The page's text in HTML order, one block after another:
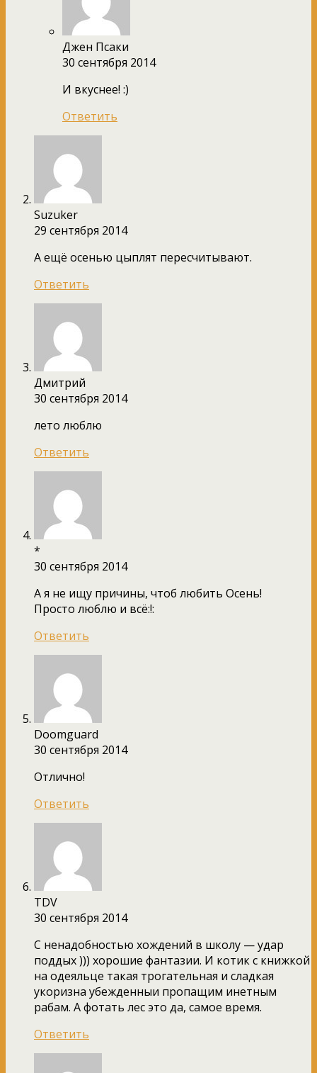
Джен Псаки
30 сентября 2014
И вкуснее! :)
Ответить
Suzuker
29 сентября 2014
А ещё осенью цыплят пересчитывают.
Ответить
Дмитрий
30 сентября 2014
лето люблю
Ответить
*
30 сентября 2014
А я не ищу причины, чтоб любить Осень!
Просто люблю и всё:!:
Ответить
Doomguard
30 сентября 2014
Отлично!
Ответить
TDV
30 сентября 2014
С ненадобностью хождений в школу — удар
поддых ))) хорошие фантазии. И котик с книжкой
на одеяльце такая трогательная и сладкая
укоризна убежденныи пропащим инетным
рабам. А фотать лес это да, самое время.
Ответить